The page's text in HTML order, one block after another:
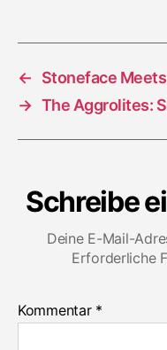
←
Stoneface
→ The Aggrolites:
Schreibe
Deine E-Mail-
Erforderliche
Kommentar *